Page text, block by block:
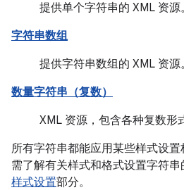
提供单个字符串的 XML 资源。
字符串数组
提供字符串数组的 XML 资源。
数量字符串（复数）
XML 资源，包含各种复数形
所有字符串都能应用某些样式设
需了解有关样式和格式设置字符串
样式设置部分。